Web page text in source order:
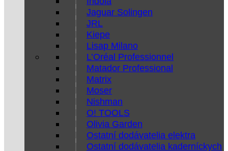
Jaguar Solingen
JRL
Kiepe
Lisap Milano
L’Oréal Professionnel
Matador Professional
Matrix
Moser
Nishman
O! TOOLS
Olivia Garden
Ostatní dodávatelia elektra
Ostatní dodávatelia kaderníckych